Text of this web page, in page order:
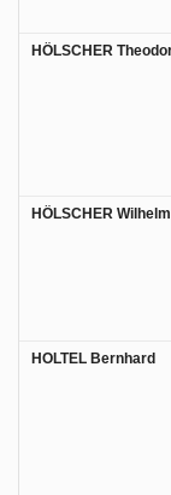
HÖLSCHER
HÖLSCHER Wilhelm
HOLTEL Bernhard